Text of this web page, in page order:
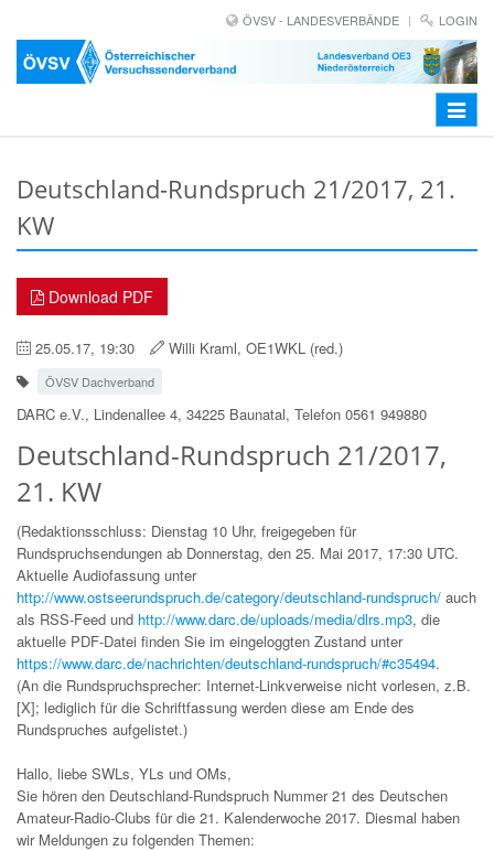
ÖVSV - LANDESVERBÄNDE LOGIN
Toggle
Deutschland-Rundspruch 21/2017, 21.
KW
Download PDF
25.05.17, 19:30 Willi Kraml, OE1WKL (red.)
ÖVSV Dachverband
DARC e.V., Lindenallee 4, 34225 Baunatal, Telefon 0561 949880
Deutschland-Rundspruch 21/2017,
21. KW
(Redaktionsschluss: Dienstag 10 Uhr, freigegeben für
Rundspruchsendungen ab Donnerstag, den 25. Mai 2017, 17:30 UTC.
Aktuelle Audiofassung unter
http://www.ostseerundspruch.de/category/deutschland-rundspruch/ auch
als RSS-Feed und http://www.darc.de/uploads/media/dlrs.mp3, die
aktuelle PDF-Datei finden Sie im eingeloggten Zustand unter
https://www.darc.de/nachrichten/deutschland-rundspruch/#c35494.
(An die Rundspruchsprecher: Internet-Linkverweise nicht vorlesen, z.B.
[X]; lediglich für die Schriftfassung werden diese am Ende des
Rundspruches aufgelistet.)
Hallo, liebe SWLs, YLs und OMs,
Sie hören den Deutschland-Rundspruch Nummer 21 des Deutschen
Amateur-Radio-Clubs für die 21. Kalenderwoche 2017. Diesmal haben
wir Meldungen zu folgenden Themen: